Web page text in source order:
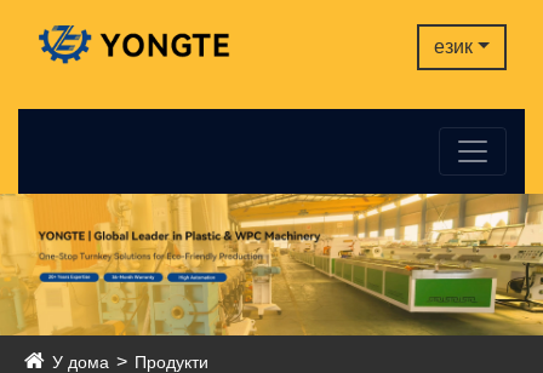
език
У дома
Продукти